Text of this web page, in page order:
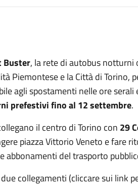
Buster, la rete di autobus notturni
Piemontese e la Città di Torino,
agli spostamenti nelle ore
prefestivi fino al 12 settembre.
il centro di Torino con 29
piazza Vittorio Veneto e fare
del trasporto
collegamenti (cliccare sui link